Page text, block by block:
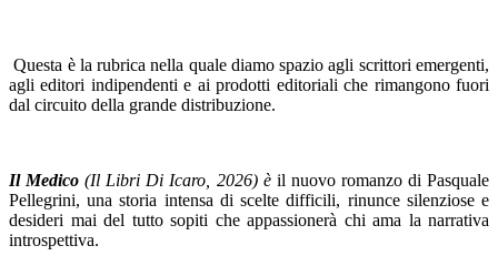
Questa è la rubrica nella quale diamo spazio agli scrittori emergenti,
agli editori indipendenti e ai prodotti editoriali che rimangono fuori
dal circuito della grande distribuzione.
Il Medico (Il Libri Di Icaro, 2026) è il nuovo romanzo di Pasquale
Pellegrini, una storia intensa di scelte difficili, rinunce silenziose e
desideri mai del tutto sopiti che appassionerà chi ama la narrativa
introspettiva.